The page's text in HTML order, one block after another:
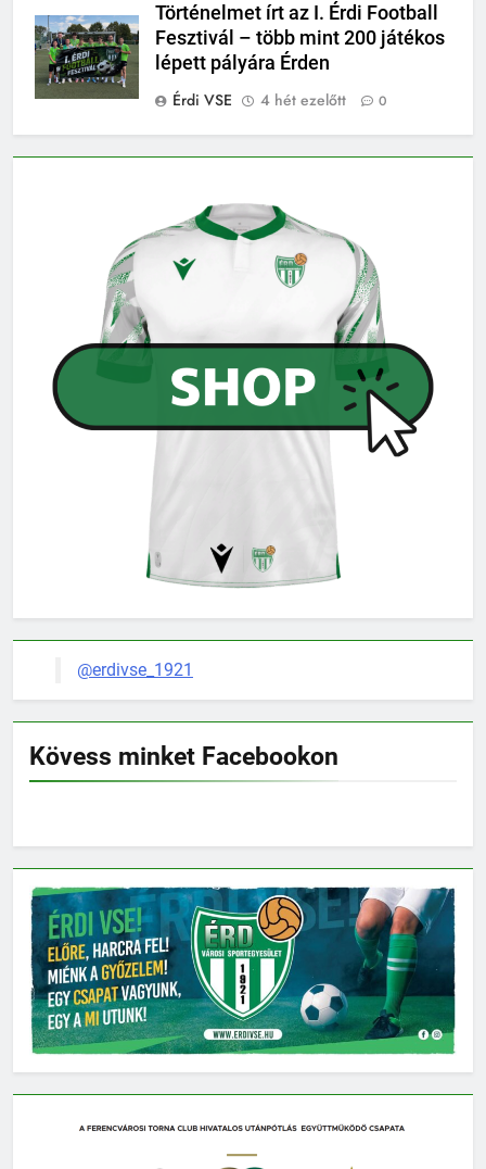
Történelmet írt az I. Érdi Football
Fesztivál – több mint 200 játékos
lépett pályára Érden
Érdi VSE
4 hét ezelőtt 0
@erdivse_1921
Kövess minket Facebookon